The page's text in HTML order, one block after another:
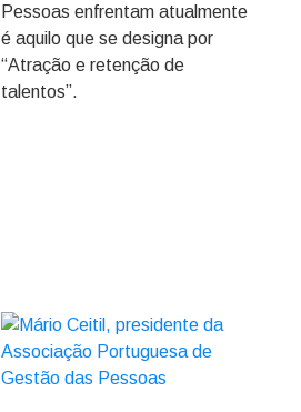
Pessoas enfrentam atualmente
é aquilo que se designa por
“Atração e retenção de
talentos”.